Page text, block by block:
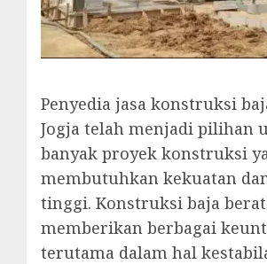
Penyedia jasa konstruksi
Jogja telah menjadi pilihan
banyak proyek konstruksi
membutuhkan kekuatan
tinggi. Konstruksi baja berat
memberikan berbagai
terutama dalam hal